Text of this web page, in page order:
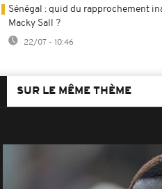
Sénégal : quid du rapprochement
Macky Sall ?
22/07 - 10:46
SUR LE MÊME THÈME